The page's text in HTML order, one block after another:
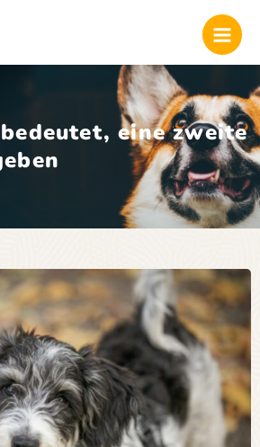
Main
eine zweite